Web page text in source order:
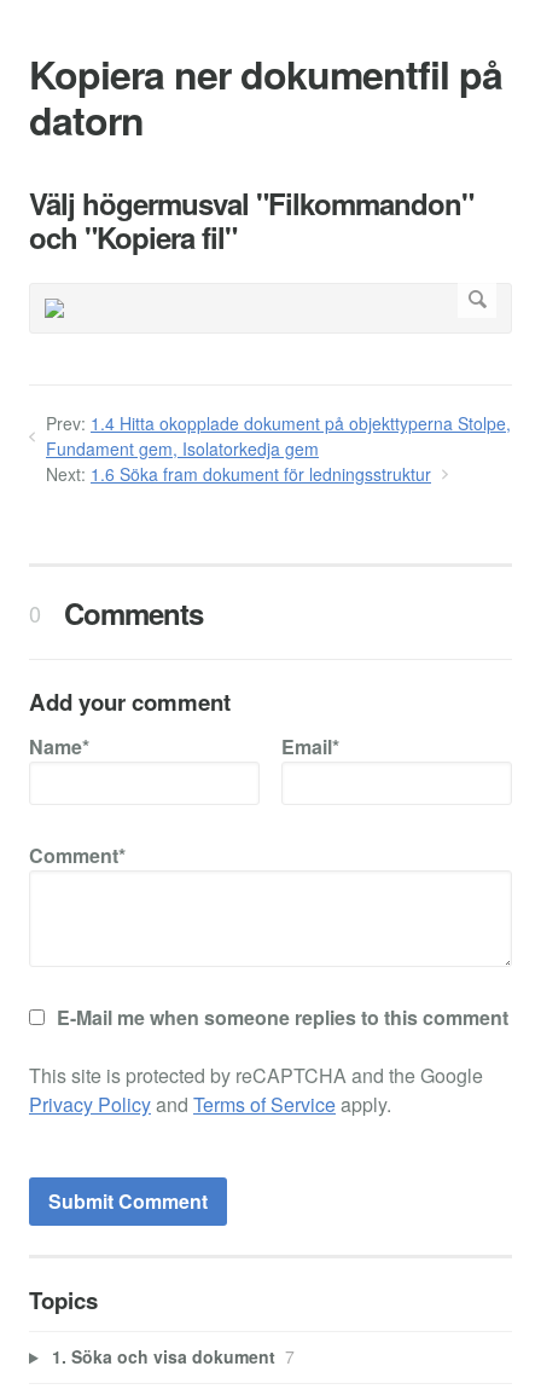
Kopiera ner dokumentfil på
datorn
Välj högermusval "Filkommandon"
och "Kopiera fil"
Prev: 1.4 Hitta okopplade dokument på objekttyperna Stolpe,
Fundament gem, Isolatorkedja gem
Next: 1.6 Söka fram dokument för ledningsstruktur
0 Comments
Add your comment
Name* Email*
Comment*
E-Mail me when someone replies to this comment
This site is protected by reCAPTCHA and the Google
Privacy Policyand Terms of Serviceapply.
Topics
1. Söka och visa dokument 7